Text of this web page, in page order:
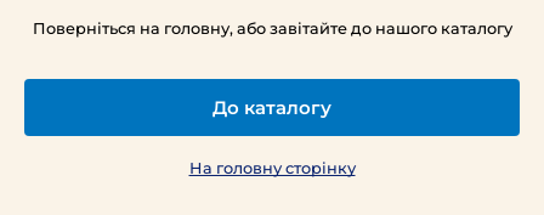
Поверніться на головну, або завітайте до нашого каталогу
До каталогу
На головну сторінку